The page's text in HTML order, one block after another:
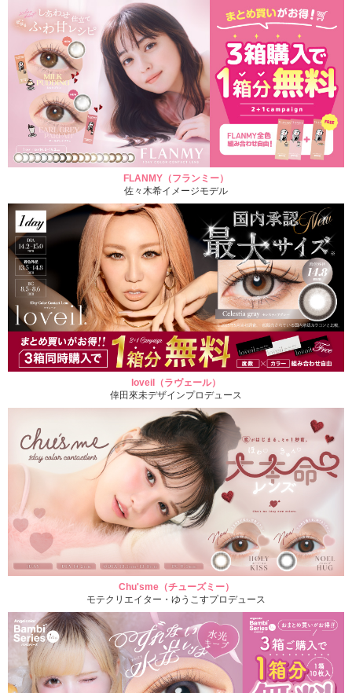
FLANMY（フランミー）
佐々木希イメージモデル
loveil（ラヴェール）
倖田來未デザインプロデュース
Chu'sme（チューズミー）
モテクリエイター・ゆうこすプロデュース